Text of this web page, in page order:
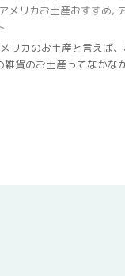
アメリカお土産おすすめ,
リカのお土産と言えば
貨のお土産ってなかな